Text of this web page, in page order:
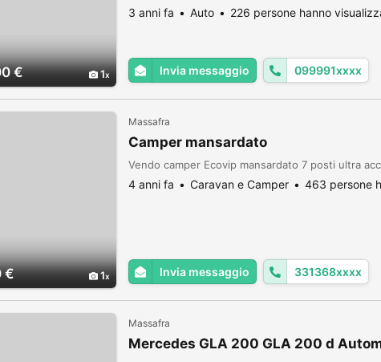
€ 1
le caratteristiche della vettura richiesta.SOLITO
3 anni fa Auto 226 persone hanno
Invia messaggio 099991xxxx
€ 1
Massafra
Camper mansardato
Vendo camper Ecovip mansardato 7 posti ultra
4 anni fa Caravan e Camper 463 persone
Invia messaggio 331368xxxx
Massafra
Mercedes GLA 200 GLA 200 d